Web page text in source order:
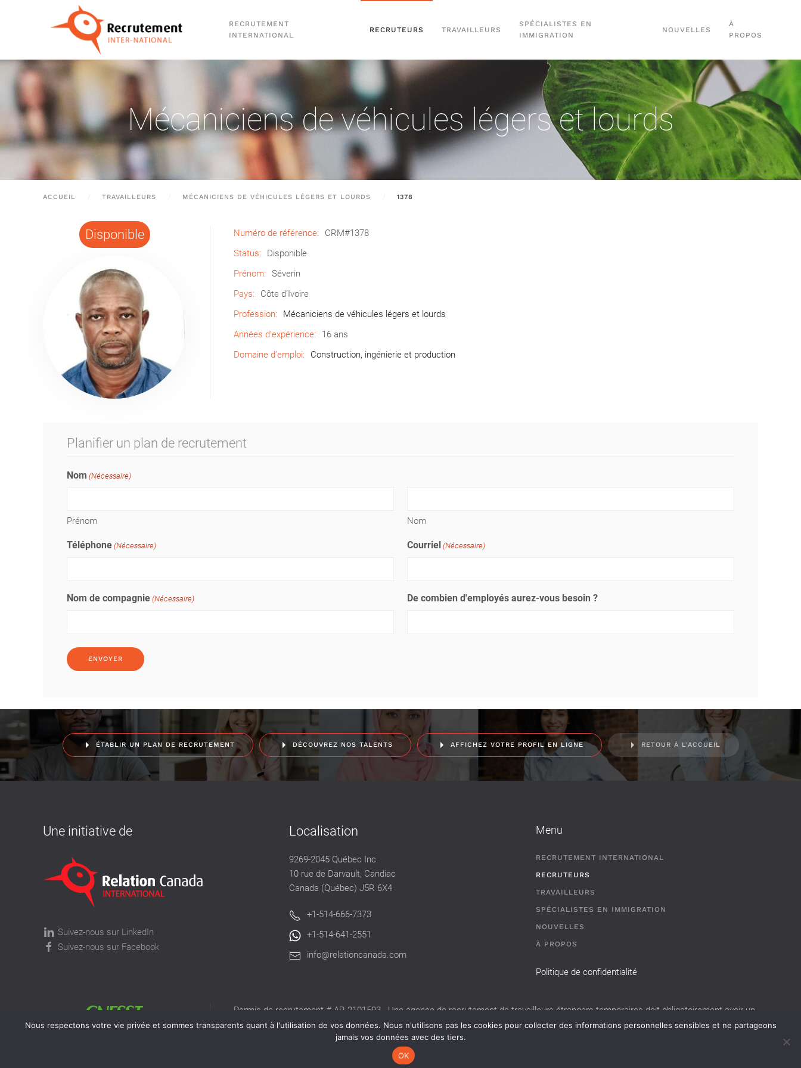
Passer au contenu principal
RECRUTEMENT
INTERNATIONAL
RECRUTEURS TRAVAILLEURS
SPÉCIALISTES EN
IMMIGRATION
NOUVELLES
À
PROPOS
Mécaniciens de véhicules légers et lourds
ACCUEIL TRAVAILLEURS MÉCANICIENS DE VÉHICULES LÉGERS ET LOURDS 1378
Disponible Numéro de référence:
CRM#1378
Status:
Disponible
Prénom:
Séverin
Pays:
Côte d’Ivoire
Profession:
Mécaniciens de véhicules légers et lourds
Années d’expérience:
16 ans
Domaine d’emploi:
Construction, ingénierie et production
Planifier un plan de recrutement
Nom (Nécessaire)
Prénom Nom
Téléphone (Nécessaire) Courriel (Nécessaire)
Nom de compagnie (Nécessaire) De combien d'employés aurez-vous besoin ?
ÉTABLIR UN PLAN DE RECRUTEMENT DÉCOUVREZ NOS TALENTS AFFICHEZ VOTRE PROFIL EN LIGNE RETOUR À L'ACCUEIL
Une initiative de
Suivez-nous sur LinkedIn
Suivez-nous sur Facebook
Localisation
9269-2045 Québec Inc.
10 rue de Darvault, Candiac
Canada (Québec) J5R 6X4
+1-514-666-7373
+1-514-641-2551
info@relationcanada.com
Menu
RECRUTEMENT INTERNATIONAL
RECRUTEURS
TRAVAILLEURS
SPÉCIALISTES EN IMMIGRATION
NOUVELLES
À PROPOS
Politique de confidentialité
Permis de recrutement # AR-2101593 - Une agence de recrutement de travailleurs étrangers temporaires doit obligatoirement avoir un
permis valide délivré par la CNESST pour exercer ses activités au Québec.
Nous respectons votre vie privée et sommes transparents quant à l'utilisation de vos données. Nous n'utilisons pas les cookies pour collecter des informations personnelles sensibles et ne partageons
jamais vos données avec des tiers.
OK